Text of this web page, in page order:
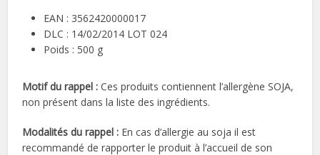
EAN : 3562420000017
DLC : 14/02/2014 LOT 024
Poids : 500 g
Motif du rappel : Ces produits contiennent l’allergène SOJA,
non présent dans la liste des ingrédients.
Modalités du rappel : En cas d’allergie au soja il est
recommandé de rapporter le produit à l’accueil de son